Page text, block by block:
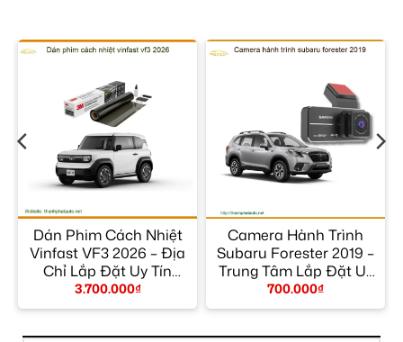
Dán Phim Cách Nhiệt
Vinfast VF3 2026 – Địa
Chỉ Lắp Đặt Uy Tín
TPHCM
3.700.000₫
Camera Hành Trình
Subaru Forester 2019 –
Trung Tâm Lắp Đặt Uy
Tín TPHCM
700.000₫